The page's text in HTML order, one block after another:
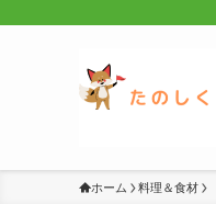
ホーム 料理＆食材